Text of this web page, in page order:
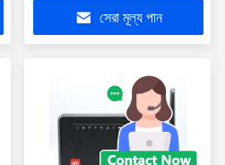
সেরা মূল্য পান